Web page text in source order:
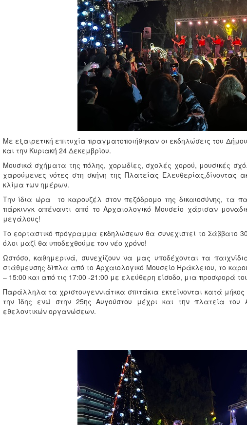
Με εξαιρετική επιτυχία πραγματοποιήθηκαν οι εκδηλώσεις του
και την Κυριακή 24 Δεκεμβρίου.
Μουσικά σχήματα της πόλης, χορωδίες, σχολές χορού, μουσικές
χαρούμενες νότες στη σκήνη της Πλατείας Ελευθερίας,δίνοντας
κλίμα των ημέρων.
Την ίδια ώρα το καρουζέλ στον πεζόδρομο της δικαιοσύνης, τα
πάρκινγκ απέναντι από το Αρχαιολογικό Μουσείο χάρισαν
μεγάλους!
Το εορταστικό πρόγραμμα εκδηλώσεων θα συνεχιστεί το Σάββατο
όλοι μαζί θα υποδεχθούμε τον νέο χρόνο!
Ωστόσο, καθημερινά, συνεχίζουν να μας υποδέχονται τα
στάθμευσης δίπλα από το Αρχαιολογικό Μουσείο Ηράκλειου, το
– 15:00 και από τις 17:00 -21:00 με ελεύθερη είσοδο, μια προσφορά
Παράλληλα τα χριστουγεννιάτικα σπιτάκια εκτείνονται κατά
την Ίδης ενώ στην 25ης Αυγούστου μέχρι και την πλατεία του
εθελοντικών οργανώσεων.